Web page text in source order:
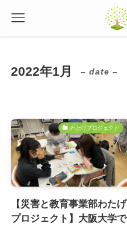
2022年1月 – date –
わたげプロジェクト
【災害と教育事業部わたげ
プロジェクト】大阪大学で